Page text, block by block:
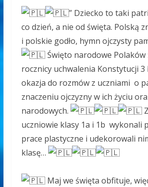
” Dziecko to taki
co dzień, a nie od święta. Polską
i polskie godło, hymn ojczysty
Święto narodowe Polaków
rocznicy uchwalenia Konstytucji 3
okazja do rozmów z uczniami o
znaczeniu ojczyzny w ich życiu
narodowych.
uczniowie klasy 1a i 1b wykonali
prace plastyczne i udekorowali
klasę…
Maj we święta obfituje,